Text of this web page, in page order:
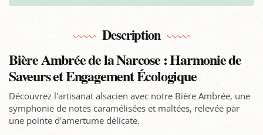
Description
Bière Ambrée de la Narcose : Harmonie de
Saveurs et Engagement Écologique
Découvrez l'artisanat alsacien avec notre Bière Ambrée, une
symphonie de notes caramélisées et maltées, relevée par
une pointe d'amertume délicate.